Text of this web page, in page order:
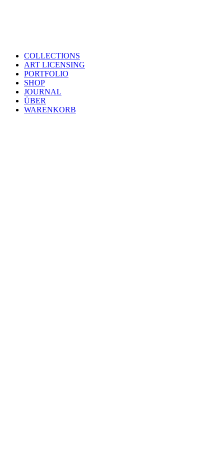
COLLECTIONS
ART LICENSING
PORTFOLIO
SHOP
JOURNAL
ÜBER
WARENKORB